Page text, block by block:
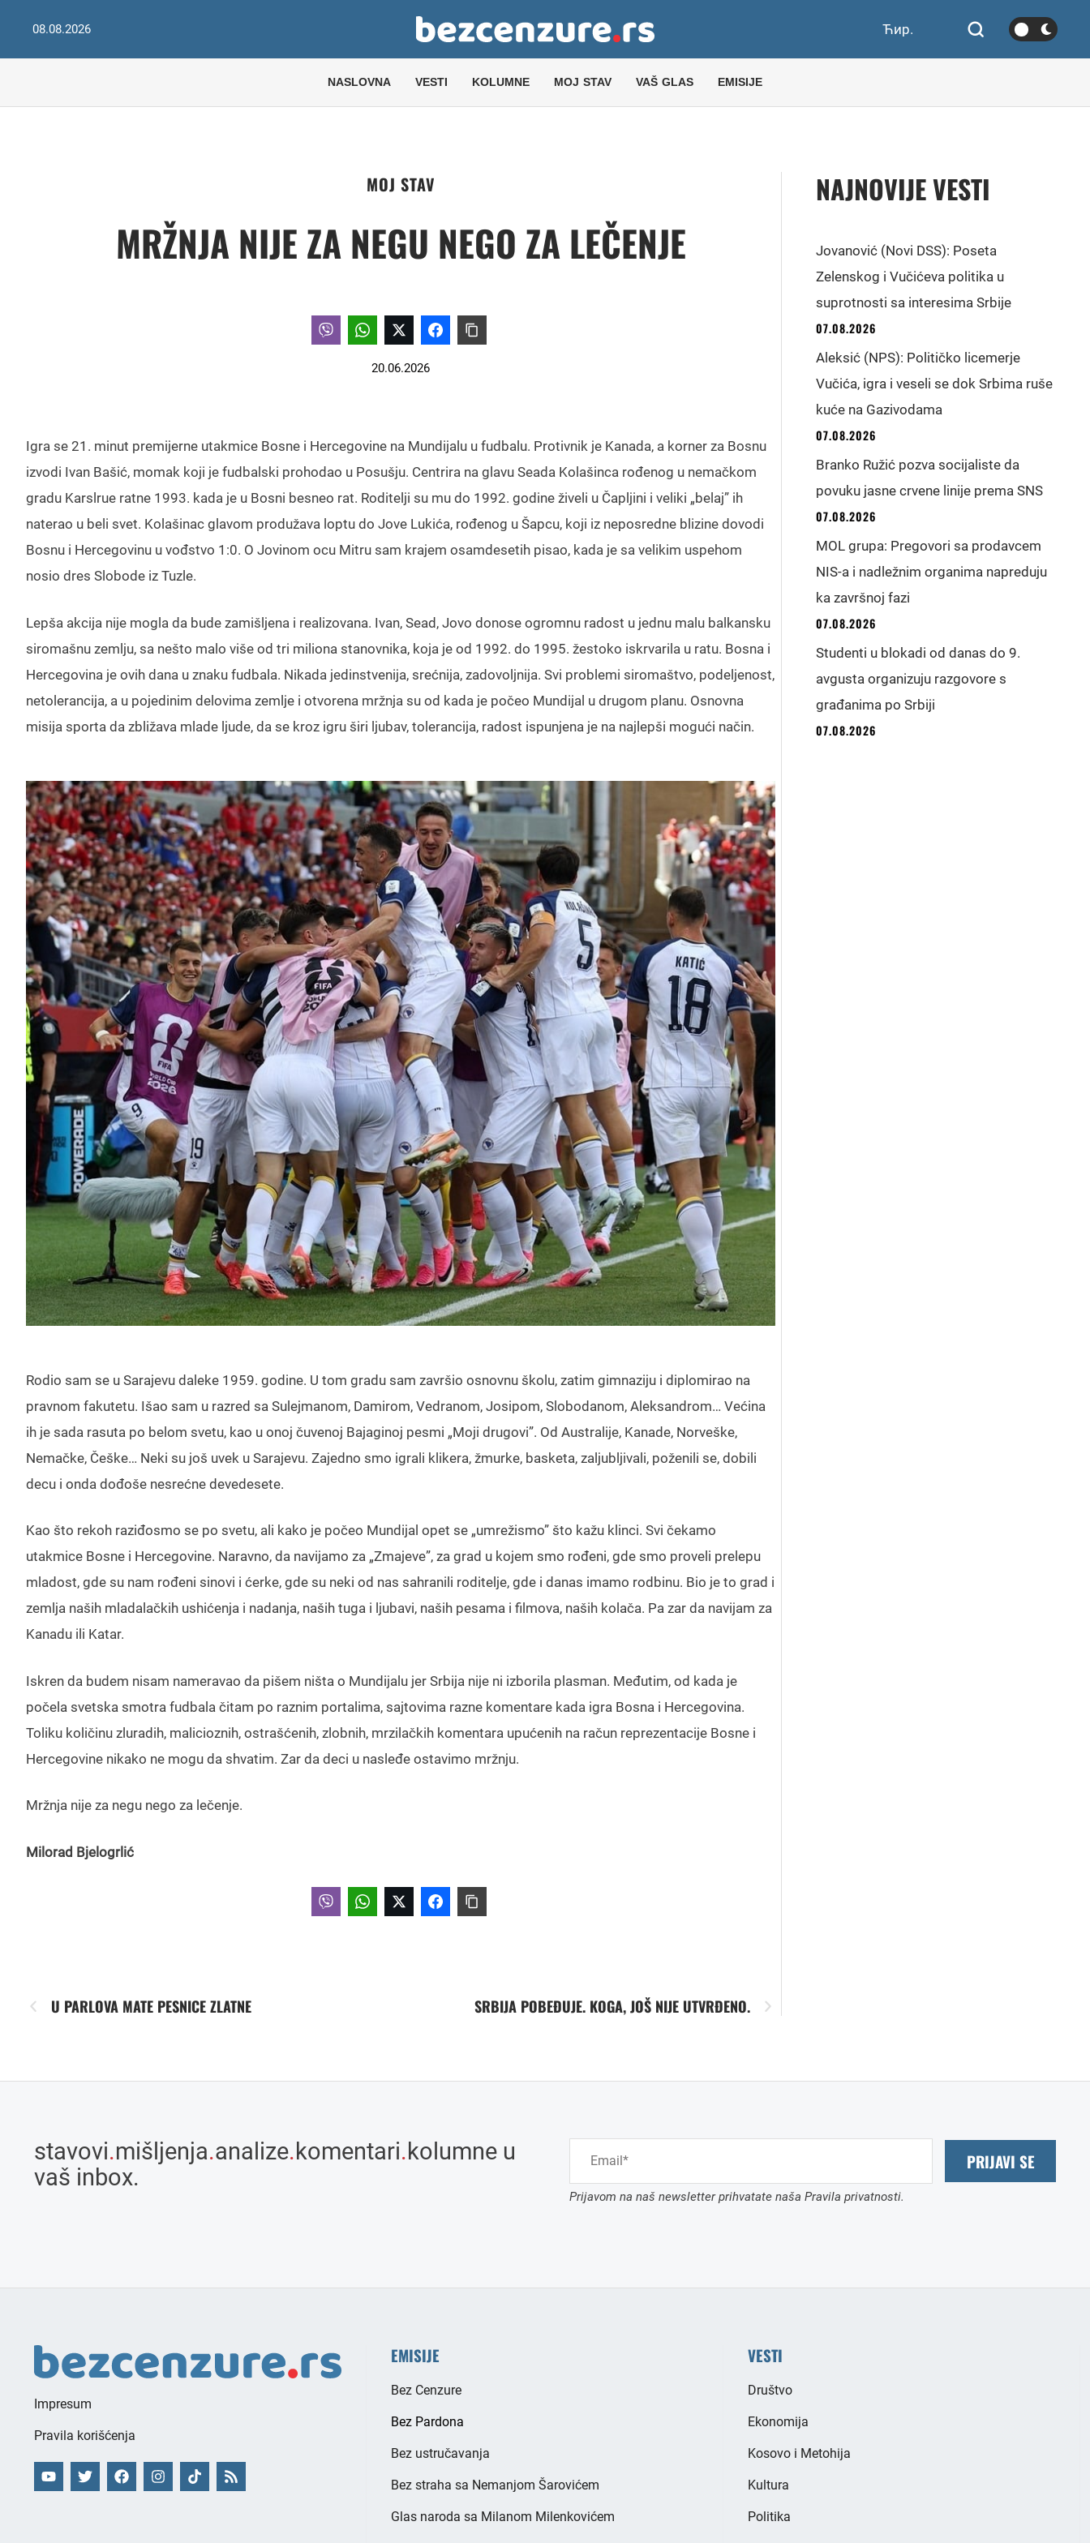
08.08.2026 Ћир.
NASLOVNA VESTI KOLUMNE MOJ STAV VAŠ GLAS EMISIJE
MOJ STAV
MRŽNJA NIJE ZA NEGU NEGO ZA LEČENJE
20.06.2026
Igra se 21. minut premijerne utakmice Bosne i Hercegovine na Mundijalu u fudbalu. Protivnik je Kanada, a korner za Bosnu
izvodi Ivan Bašić, momak koji je fudbalski prohodao u Posušju. Centrira na glavu Seada Kolašinca rođenog u nemačkom
gradu Karslrue ratne 1993. kada je u Bosni besneo rat. Roditelji su mu do 1992. godine živeli u Čapljini i veliki „belaj” ih
naterao u beli svet. Kolašinac glavom produžava loptu do Jove Lukića, rođenog u Šapcu, koji iz neposredne blizine dovodi
Bosnu i Hercegovinu u vođstvo 1:0. O Jovinom ocu Mitru sam krajem osamdesetih pisao, kada je sa velikim uspehom
nosio dres Slobode iz Tuzle.
Lepša akcija nije mogla da bude zamišljena i realizovana. Ivan, Sead, Jovo donose ogromnu radost u jednu malu balkansku
siromašnu zemlju, sa nešto malo više od tri miliona stanovnika, koja je od 1992. do 1995. žestoko iskrvarila u ratu. Bosna i
Hercegovina je ovih dana u znaku fudbala. Nikada jedinstvenija, srećnija, zadovoljnija. Svi problemi siromaštvo, podeljenost,
netolerancija, a u pojedinim delovima zemlje i otvorena mržnja su od kada je počeo Mundijal u drugom planu. Osnovna
misija sporta da zbližava mlade ljude, da se kroz igru širi ljubav, tolerancija, radost ispunjena je na najlepši mogući način.
Rodio sam se u Sarajevu daleke 1959. godine. U tom gradu sam završio osnovnu školu, zatim gimnaziju i diplomirao na
pravnom fakutetu. Išao sam u razred sa Sulejmanom, Damirom, Vedranom, Josipom, Slobodanom, Aleksandrom… Većina
ih je sada rasuta po belom svetu, kao u onoj čuvenoj Bajaginoj pesmi „Moji drugovi”. Od Australije, Kanade, Norveške,
Nemačke, Češke… Neki su još uvek u Sarajevu. Zajedno smo igrali klikera, žmurke, basketa, zaljubljivali, poženili se, dobili
decu i onda dođoše nesrećne devedesete.
Kao što rekoh raziđosmo se po svetu, ali kako je počeo Mundijal opet se „umrežismo” što kažu klinci. Svi čekamo
utakmice Bosne i Hercegovine. Naravno, da navijamo za „Zmajeve”, za grad u kojem smo rođeni, gde smo proveli prelepu
mladost, gde su nam rođeni sinovi i ćerke, gde su neki od nas sahranili roditelje, gde i danas imamo rodbinu. Bio je to grad i
zemlja naših mladalačkih ushićenja i nadanja, naših tuga i ljubavi, naših pesama i filmova, naših kolača. Pa zar da navijam za
Kanadu ili Katar.
Iskren da budem nisam nameravao da pišem ništa o Mundijalu jer Srbija nije ni izborila plasman. Međutim, od kada je
počela svetska smotra fudbala čitam po raznim portalima, sajtovima razne komentare kada igra Bosna i Hercegovina.
Toliku količinu zluradih, malicioznih, ostrašćenih, zlobnih, mrzilačkih komentara upućenih na račun reprezentacije Bosne i
Hercegovine nikako ne mogu da shvatim. Zar da deci u nasleđe ostavimo mržnju.
Mržnja nije za negu nego za lečenje.
Milorad Bjelogrlić
U PARLOVA MATE PESNICE ZLATNE SRBIJA POBEĐUJE. KOGA, JOŠ NIJE UTVRĐENO.
NAJNOVIJE VESTI
Jovanović (Novi DSS): Poseta
Zelenskog i Vučićeva politika u
suprotnosti sa interesima Srbije
07.08.2026
Aleksić (NPS): Političko licemerje
Vučića, igra i veseli se dok Srbima ruše
kuće na Gazivodama
07.08.2026
Branko Ružić pozva socijaliste da
povuku jasne crvene linije prema SNS
07.08.2026
MOL grupa: Pregovori sa prodavcem
NIS-a i nadležnim organima napreduju
ka završnoj fazi
07.08.2026
Studenti u blokadi od danas do 9.
avgusta organizuju razgovore s
građanima po Srbiji
07.08.2026
stavovi.mišljenja.analize.komentari.kolumne u
vaš inbox.
PRIJAVI SE
Prijavom na naš newsletter prihvatate naša Pravila privatnosti.
Impresum
Pravila korišćenja
EMISIJE
Bez Cenzure
Bez Pardona
Bez ustručavanja
Bez straha sa Nemanjom Šarovićem
Glas naroda sa Milanom Milenkovićem
VESTI
Društvo
Ekonomija
Kosovo i Metohija
Kultura
Politika